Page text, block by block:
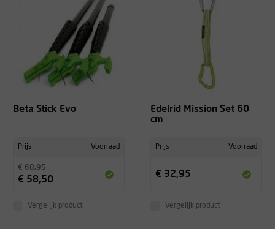
Beta Stick Evo
Prijs Voorraad
€ 68,95
€ 58,50
Vergelijk product
Edelrid Mission Set 60
cm
Prijs Voorraad
€ 32,95
Vergelijk product